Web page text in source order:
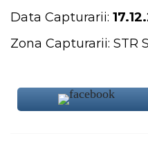
Data Capturarii:
Zona Capturarii: STR